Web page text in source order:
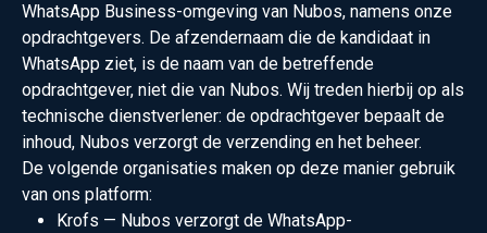
WhatsApp Business-omgeving van Nubos, namens onze
opdrachtgevers. De afzendernaam die de kandidaat in
WhatsApp ziet, is de naam van de betreffende
opdrachtgever, niet die van Nubos. Wij treden hierbij op als
technische dienstverlener: de opdrachtgever bepaalt de
inhoud, Nubos verzorgt de verzending en het beheer.
De volgende organisaties maken op deze manier gebruik
van ons platform:
Krofs — Nubos verzorgt de WhatsApp-